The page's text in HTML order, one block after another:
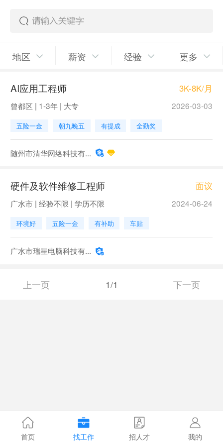
地区 薪资 经验 更多
AI应用工程师 3K-8K/月
曾都区 | 1-3年 | 大专 2026-03-03
五险一金 朝九晚五 有提成 全勤奖
随州市清华网络科技有...
硬件及软件维修工程师 面议
广水市 | 经验不限 | 学历不限 2024-06-24
环境好 五险一金 有补助 车贴
广水市瑞星电脑科技有...
上一页 1/1 下一页
首页 找工作 招人才 我的